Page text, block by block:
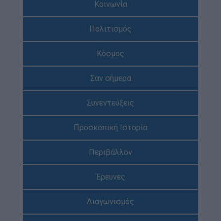
Η Προσκοπική Μέθοδος
Προσκοπικό Πρόγραμμα
Στόχοι Βιώσιμης Ανάπτυξης
Earth Tribe
Ομάδα Διάσωσης Άγριας Ζωής
Νέα
Κοινωνία
Πολιτισμός
Κόσμος
Σαν σήμερα
Συνεντεύξεις
Προσκοπική Ιστορία
Περιβάλλον
Έρευνες
Διαγωνισμός